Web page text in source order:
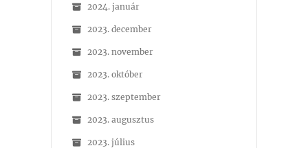
2024. január
2023. december
2023. november
2023. október
2023. szeptember
2023. augusztus
2023. július